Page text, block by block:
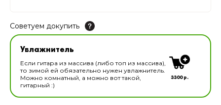
Советуем докупить
Увлажнитель для музыкальных инструментов
В наличии
Увлажнитель
Если гитара из массива (либо топ из массива),
то зимой ей обязательно нужен увлажнитель.
Можно комнатный, а можно вот такой,
гитарный :)
3300 р.